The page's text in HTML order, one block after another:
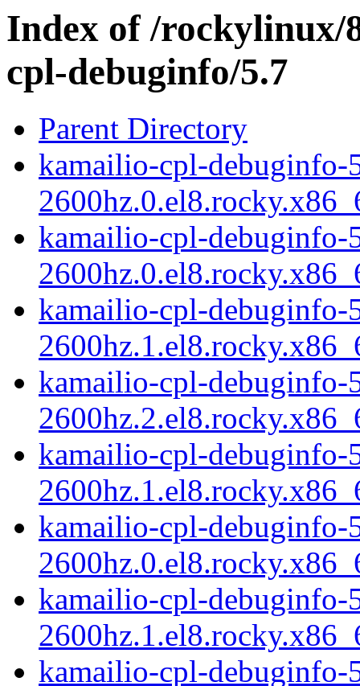
Index of /rockylinux/
cpl-debuginfo/5.7
Parent Directory
kamailio-cpl-debuginfo-
kamailio-cpl-debuginfo-
kamailio-cpl-debuginfo-
kamailio-cpl-debuginfo-
kamailio-cpl-debuginfo-
kamailio-cpl-debuginfo-
kamailio-cpl-debuginfo-
kamailio-cpl-debuginfo-